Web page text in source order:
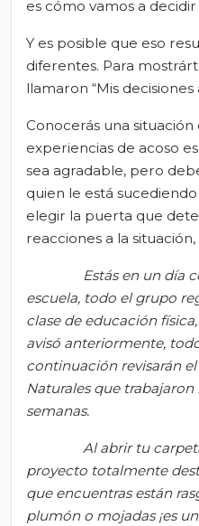
es cómo vamos a
Y es posible que eso
diferentes. Para
llamaron “Mis
Conocerás una
experiencias de acoso
sea agradable, pero
quien le está
elegir la puerta que
reacciones a la
Estás en un día
escuela, todo el grupo
clase de educación
avisó anteriormente,
continuación revisarán
Naturales que trabajaron
semanas.
Al abrir tu
proyecto totalmente
que encuentras están
plumón o mojadas ¡es